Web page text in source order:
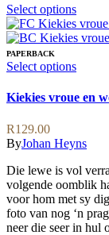
Select optionsThis
has
on
the
page
PAPERBACK
Select optionsThis
has
options
may
be
on
the
Kiekies vroue en
R129.00
ByJohan Heyns
Die lewe is vol
volgende oomblik
voor hom met sy
foto van nog ‘n
neer die seer in hul